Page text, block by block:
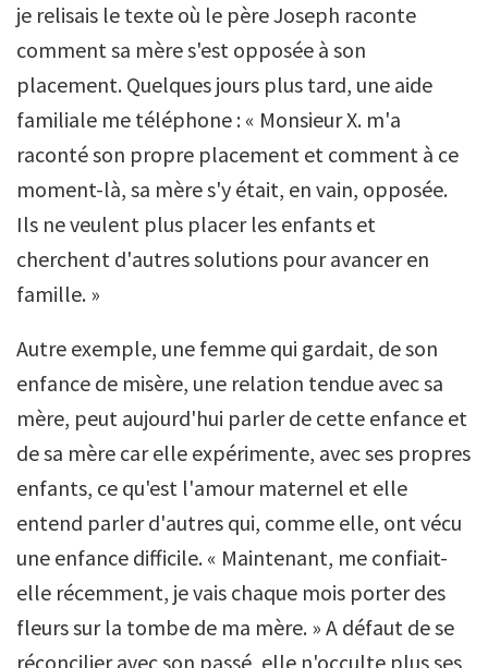
je relisais le texte où le père Joseph raconte
comment sa mère s'est opposée à son
placement. Quelques jours plus tard, une aide
familiale me téléphone : « Monsieur X. m'a
raconté son propre placement et comment à ce
moment-là, sa mère s'y était, en vain, opposée.
Ils ne veulent plus placer les enfants et
cherchent d'autres solutions pour avancer en
famille. »
Autre exemple, une femme qui gardait, de son
enfance de misère, une relation tendue avec sa
mère, peut aujourd'hui parler de cette enfance et
de sa mère car elle expérimente, avec ses propres
enfants, ce qu'est l'amour maternel et elle
entend parler d'autres qui, comme elle, ont vécu
une enfance difficile. « Maintenant, me confiait-
elle récemment, je vais chaque mois porter des
fleurs sur la tombe de ma mère. » A défaut de se
réconcilier avec son passé, elle n'occulte plus ses